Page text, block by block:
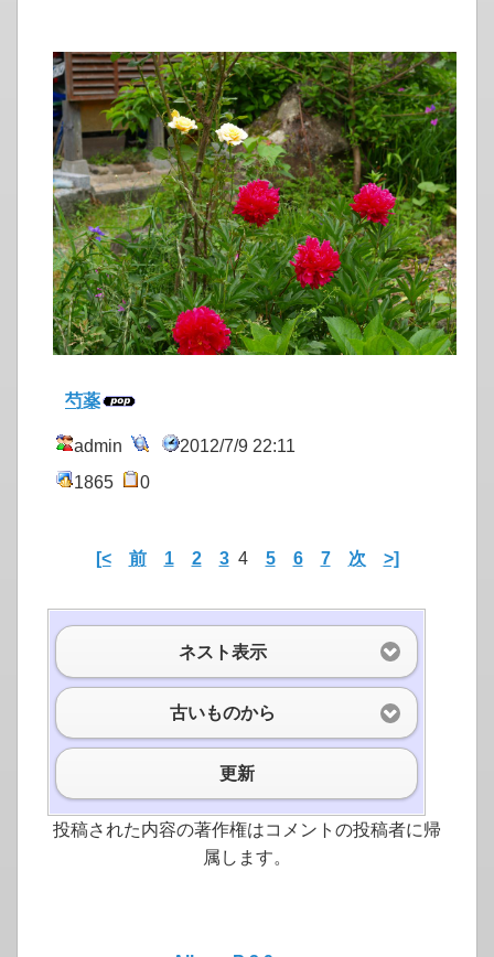
芍薬
admin
2012/7/9 22:11
1865
0
[< 前 1 2 34 5 6 7 次 >]
ネスト表示
古いものから
更新
投稿された内容の著作権はコメントの投稿者に帰
属します。